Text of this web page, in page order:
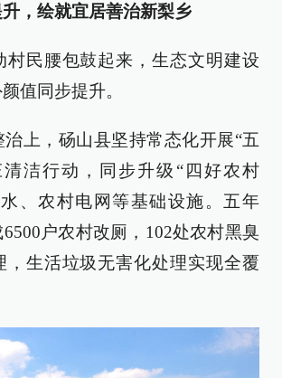
，绘就宜居善治新梨乡
村民腰包鼓起来，生态文明建设
值同步提升。
上，砀山县坚持常态化开展“五
洁行动，同步升级“四好农村
、农村电网等基础设施。五年
户农村改厕，102处农村黑臭
，生活垃圾无害化处理实现全覆